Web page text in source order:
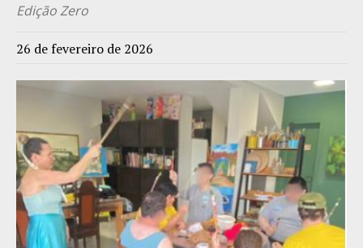
Edição Zero
26 de fevereiro de 2026